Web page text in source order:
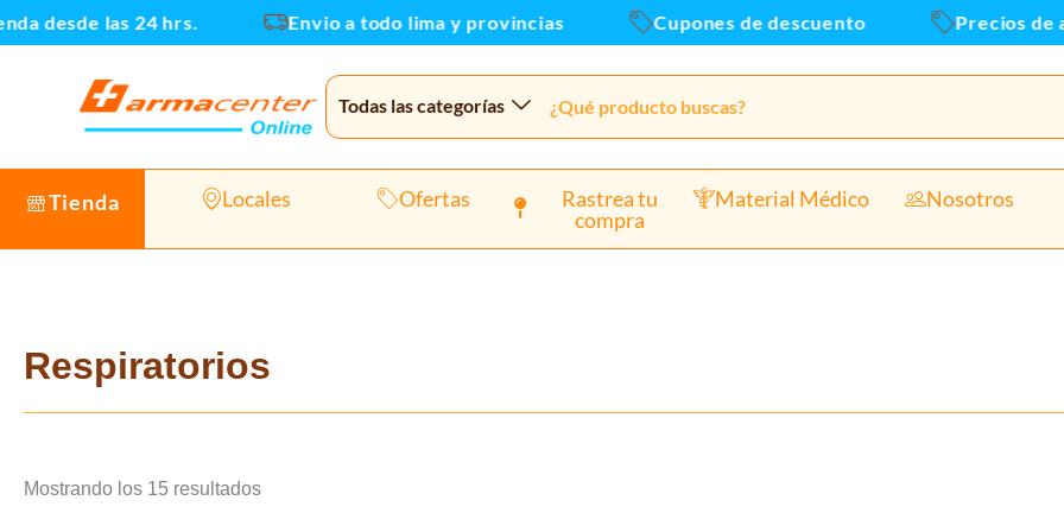
al
desde las 24 hrs. Envio a todo lima y provincias Cupones de descuento Precios de
Todas las categorías
Tienda Locales Ofertas
Rastrea tu
compra
Material Médico Nosotros
Respiratorios
Mostrando los 15 resultados